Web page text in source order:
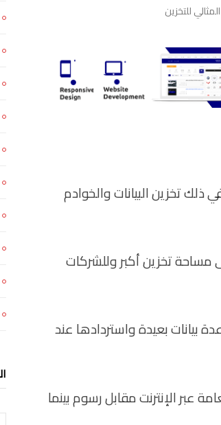
للتخزين
ذلك تخزين البيانات والخوادم
مساحة تخزين أكبر وللشركات
بيانات بعيدة واستردادها عند
عبر الإنترنت مقابل رسوم بينما